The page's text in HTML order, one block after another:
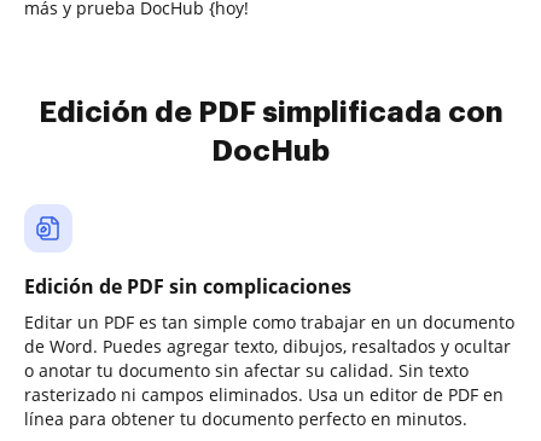
más y prueba DocHub {hoy!
Edición de PDF simplificada con
DocHub
Edición de PDF sin complicaciones
Editar un PDF es tan simple como trabajar en un documento
de Word. Puedes agregar texto, dibujos, resaltados y ocultar
o anotar tu documento sin afectar su calidad. Sin texto
rasterizado ni campos eliminados. Usa un editor de PDF en
línea para obtener tu documento perfecto en minutos.